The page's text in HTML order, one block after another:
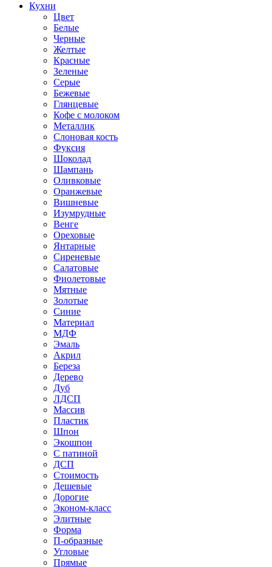
Кухни
Цвет
Белые
Черные
Желтые
Красные
Зеленые
Серые
Бежевые
Глянцевые
Кофе с молоком
Металлик
Слоновая кость
Фуксия
Шоколад
Шампань
Оливковые
Оранжевые
Вишневые
Изумрудные
Венге
Ореховые
Янтарные
Сиреневые
Салатовые
Фиолетовые
Мятные
Золотые
Синие
Материал
МДФ
Эмаль
Акрил
Береза
Дерево
Дуб
ЛДСП
Массив
Пластик
Шпон
Экошпон
С патиной
ДСП
Стоимость
Дешевые
Дорогие
Эконом-класс
Элитные
Форма
П-образные
Угловые
Прямые